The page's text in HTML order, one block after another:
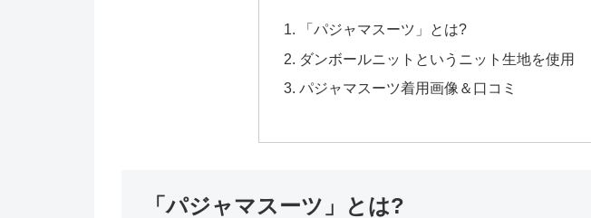
「パジャマスーツ」とは?
ダンボールニットというニット生地を使用
パジャマスーツ着用画像＆口コミ
「パジャマスーツ」とは?